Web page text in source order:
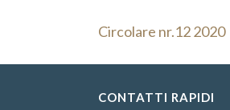
Circolare nr.12 2020
CONTATTI RAPIDI